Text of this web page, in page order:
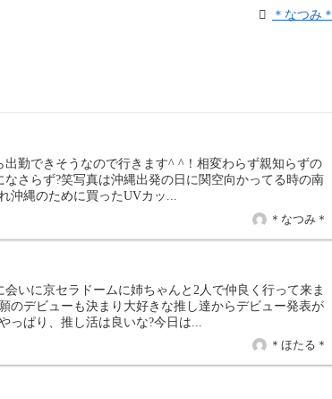
＊なつみ＊
勤できそうなので行きます^ ^！相変わらず親知らずの
さらず?笑写真は沖縄出発の日に関空向かってる時の南
沖縄のために買ったUVカッ...
＊なつみ＊
いに京セラドームに姉ちゃんと2人で仲良く行って来ま
のデビューも決まり大好きな推し達からデビュー発表が
っぱり、推し活は良いな?今日は...
＊ほたる＊